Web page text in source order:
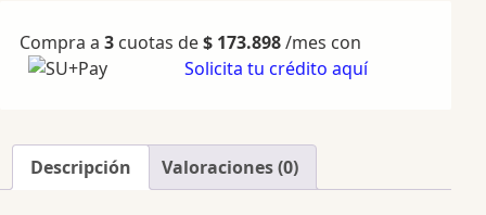
Compra a 3 cuotas de$ 173.898/mes con
Solicita tu crédito aquí
Descripción Valoraciones (0)